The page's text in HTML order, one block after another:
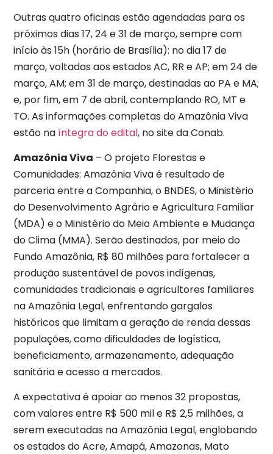
Outras quatro oficinas estão agendadas para os
próximos dias 17, 24 e 31 de março, sempre com
início às 15h (horário de Brasília): no dia 17 de
março, voltadas aos estados AC, RR e AP; em 24 de
março, AM; em 31 de março, destinadas ao PA e MA;
e, por fim, em 7 de abril, contemplando RO, MT e
TO. As informações completas do Amazônia Viva
estão naíntegra do edital, no site da Conab.
Amazônia Viva – O projeto Florestas e
Comunidades: Amazônia Viva é resultado de
parceria entre a Companhia, o BNDES, o Ministério
do Desenvolvimento Agrário e Agricultura Familiar
(MDA) e o Ministério do Meio Ambiente e Mudança
do Clima (MMA). Serão destinados, por meio do
Fundo Amazônia, R$ 80 milhões para fortalecer a
produção sustentável de povos indígenas,
comunidades tradicionais e agricultores familiares
na Amazônia Legal, enfrentando gargalos
históricos que limitam a geração de renda dessas
populações, como dificuldades de logística,
beneficiamento, armazenamento, adequação
sanitária e acesso a mercados.
A expectativa é apoiar ao menos 32 propostas,
com valores entre R$ 500 mil e R$ 2,5 milhões, a
serem executadas na Amazônia Legal, englobando
os estados do Acre, Amapá, Amazonas, Mato